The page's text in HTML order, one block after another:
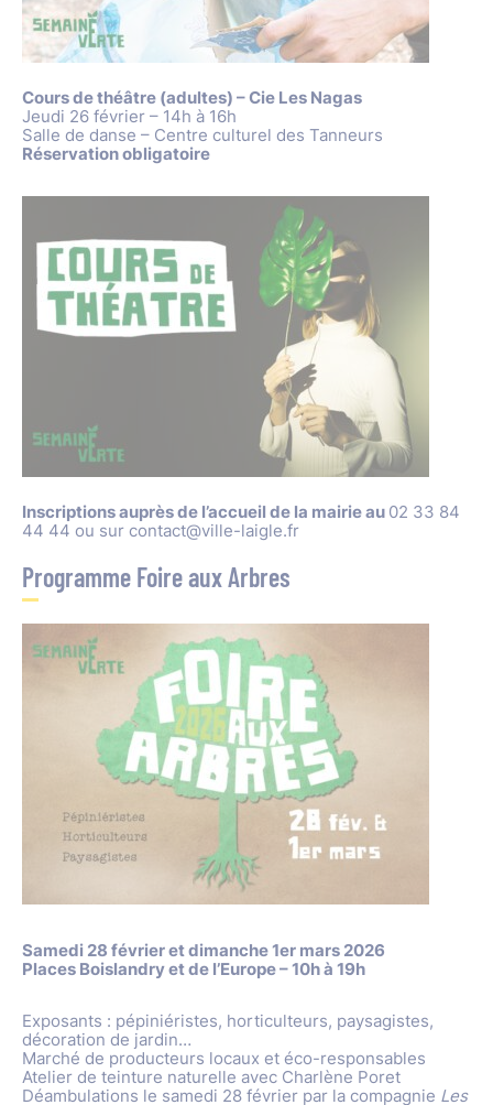
Cours de théâtre (adultes) – Cie Les Nagas
Jeudi 26 février – 14h à 16h
Salle de danse – Centre culturel des Tanneurs
Réservation obligatoire
Inscriptions auprès de l’accueil de la mairie au 02 33 84
44 44 ou sur contact@ville-laigle.fr
Programme Foire aux Arbres
Samedi 28 février et dimanche 1er mars 2026
Places Boislandry et de l’Europe – 10h à 19h
Exposants : pépiniéristes, horticulteurs, paysagistes,
décoration de jardin…
Marché de producteurs locaux et éco-responsables
Atelier de teinture naturelle avec Charlène Poret
Déambulations le samedi 28 février par la compagnie Les